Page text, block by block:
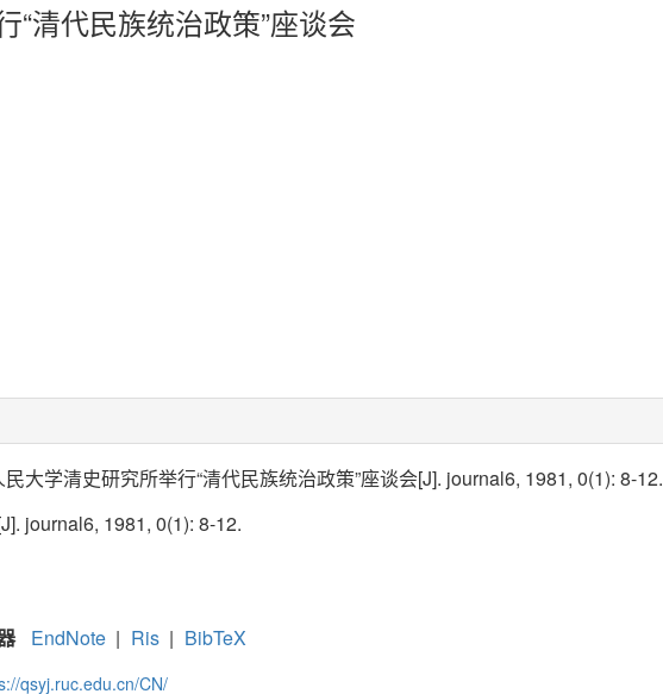
“清代民族统治政策”座谈会
大学清史研究所举行“清代民族统治政策”座谈会[J]. journal6, 1981, 0(1): 8-12.
journal6, 1981, 0(1): 8-12.
EndNote | Ris | BibTeX
qsyj.ruc.edu.cn/CN/